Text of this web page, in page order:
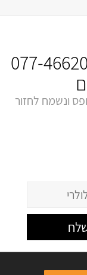
077-
ונשמח לחזור